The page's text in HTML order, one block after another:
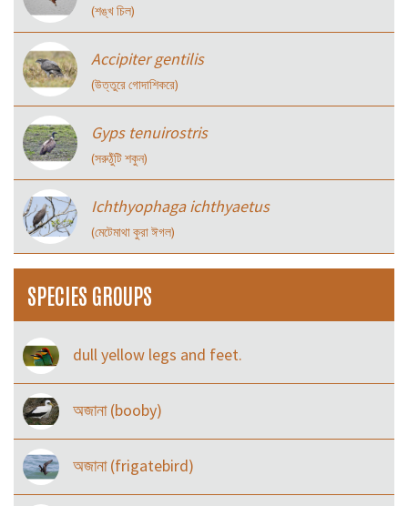
(শঙ্খ চিল)
Accipiter gentilis
(উত্তুরে গোদাশিকরে)
Gyps tenuirostris
(সরুঠুঁটি শকুন)
Ichthyophaga ichthyaetus
(মেটেমাথা কুরা ঈগল)
SPECIES GROUPS
dull yellow legs and feet.
অজানা (booby)
অজানা (frigatebird)